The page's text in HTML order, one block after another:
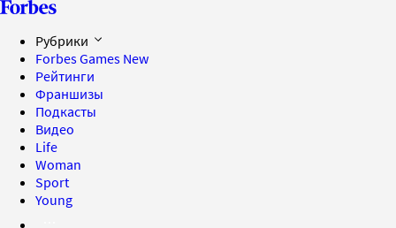
Рубрики
Forbes Games New
Рейтинги
Франшизы
Подкасты
Видео
Life
Woman
Sport
Young